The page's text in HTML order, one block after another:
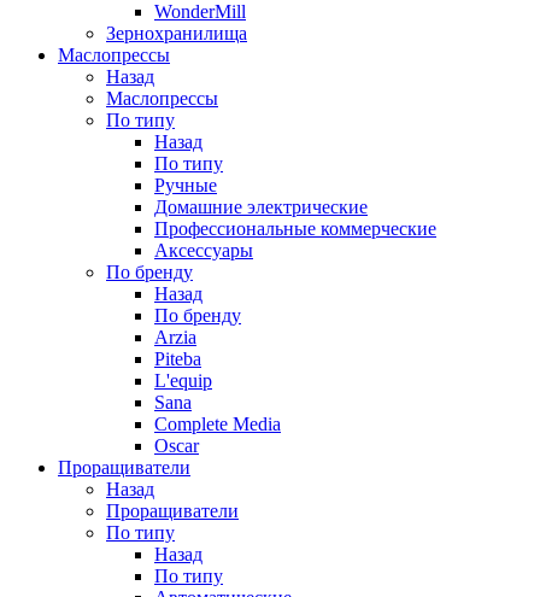
WonderMill
Зернохранилища
Маслопрессы
Назад
Маслопрессы
По типу
Назад
По типу
Ручные
Домашние электрические
Профессиональные коммерческие
Аксессуары
По бренду
Назад
По бренду
Arzia
Piteba
L'equip
Sana
Complete Media
Oscar
Проращиватели
Назад
Проращиватели
По типу
Назад
По типу